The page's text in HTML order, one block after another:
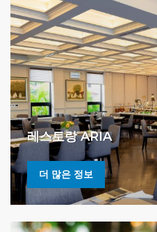
레스토랑 ARIA
더 많은 정보